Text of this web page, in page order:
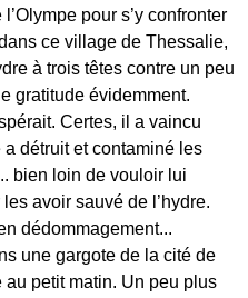
pour s’y confronter
ce village de Thessalie,
à trois têtes contre un peu
gratitude évidemment.
Certes, il a vaincu
a détruit et contaminé les
bien loin de vouloir lui
avoir sauvé de l’hydre.
dédommagement...
une gargote de la cité de
au petit matin. Un peu plus